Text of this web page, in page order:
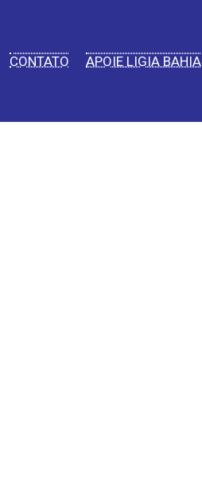
CONTATO APOIE LIGIA BAHIA